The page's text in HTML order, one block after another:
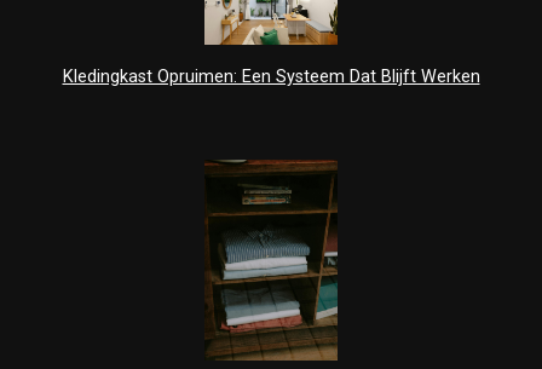
Kledingkast Opruimen: Een Systeem Dat Blijft Werken